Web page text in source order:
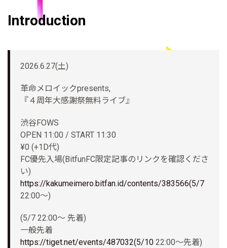
Introduction
2026.6.27(土)
革命メロイックpresents,
『４周年大感謝祭無料ライブ』
渋谷FOWS
OPEN 11:00 / START 11:30
¥0 (+1D代)
FC優先入場(BitfunFC限定記事のリンクを確認くださ
い)
https://kakumeimero.bitfan.id/contents/383566(5/7
22:00〜)
(5/7 22:00〜 先着)
一般先着
https://tiget.net/events/487032(5/10 22:00〜先着)